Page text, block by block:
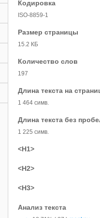
Кодировка
ISO-8859-1
Размер страницы
15.2 КБ
Количество слов
197
Длина текста на
1 464 симв.
Длина текста без
1 225 симв.
<H1>
<H2>
<H3>
Анализ текста